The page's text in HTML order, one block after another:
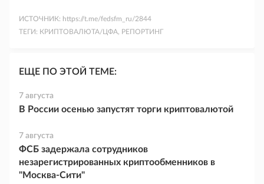
ИСТОЧНИК: https://t.me/fedsfm_ru/2844
ТЕГИ: КРИПТОВАЛЮТА/ЦФА, РЕПОРТИНГ
ЕЩЕ ПО ЭТОЙ ТЕМЕ:
7 августа
В России осенью запустят торги криптовалютой
7 августа
ФСБ задержала сотрудников
незарегистрированных криптообменников в
"Москва-Сити"